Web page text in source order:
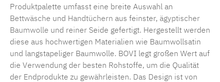
Produktpalette umfasst eine breite Auswahl an
Bettwäsche und Handtüchern aus feinster, ägyptischer
Baumwolle und reiner Seide gefertigt. Hergestellt werden
diese aus hochwertigen Materialien wie Baumwollsatin
und langstapeliger Baumwolle. BOVI legt großen Wert auf
die Verwendung der besten Rohstoffe, um die Qualität
der Endprodukte zu gewährleisten. Das Design ist von